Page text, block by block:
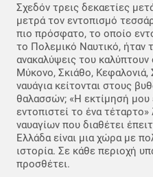
Σχεδόν τρεις δεκαετίες
μετρά τον εντοπισμό
πιο πρόσφατο, το οποίο
το Πολεμικό Ναυτικό, ήταν
ανακαλύψεις του
Μύκονο, Σκιάθο,
ναυάγια κείτονται στους
θαλασσών; «Η εκτίμησή μου
εντοπιστεί το ένα
ναυαγίων που διαθέτει
Ελλάδα είναι μια χώρα με
ιστορία. Σε κάθε περιοχή
προσθέτει.